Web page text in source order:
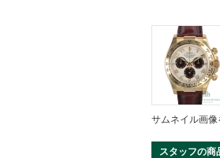
サムネイル画像
スタッフの商